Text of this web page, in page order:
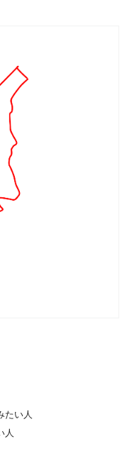
たい人
人